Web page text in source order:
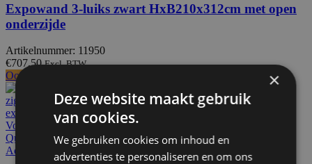
Expowand 3-luiks zwart HxB210x312cm met open
onderzijde
Artikelnummer: 11950
€707,50 Excl. BTW
Ook te huur
Voeg toe aan offerteaanvraag
Quick view
Add to wishlist
×
Deze website maakt gebruik
van cookies.
We gebruiken cookies om inhoud en
advertenties te personaliseren en om ons